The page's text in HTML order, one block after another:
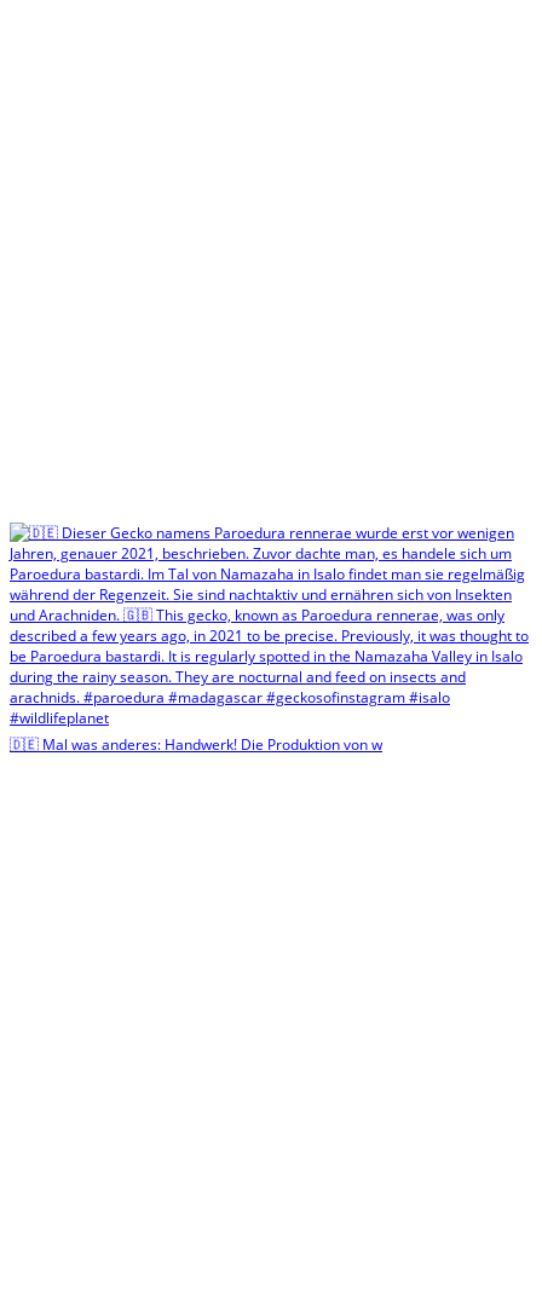
🇩🇪 Mal was anderes: Handwerk! Die Produktion von w